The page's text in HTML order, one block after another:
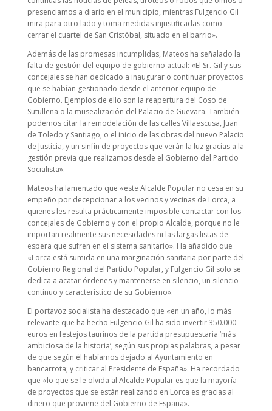
presenciamos a diario en el municipio, mientras Fulgencio Gil
mira para otro lado y toma medidas injustificadas como
cerrar el cuartel de San Cristóbal, situado en el barrio».
Además de las promesas incumplidas, Mateos ha señalado la
falta de gestión del equipo de gobierno actual: «El Sr. Gil y sus
concejales se han dedicado a inaugurar o continuar proyectos
que se habían gestionado desde el anterior equipo de
Gobierno. Ejemplos de ello son la reapertura del Coso de
Sutullena o la musealización del Palacio de Guevara. También
podemos citar la remodelación de las calles Villaescusa, Juan
de Toledo y Santiago, o el inicio de las obras del nuevo Palacio
de Justicia, y un sinfín de proyectos que verán la luz gracias a la
gestión previa que realizamos desde el Gobierno del Partido
Socialista».
Mateos ha lamentado que «este Alcalde Popular no cesa en su
empeño por decepcionar a los vecinos y vecinas de Lorca, a
quienes les resulta prácticamente imposible contactar con los
concejales de Gobierno y con el propio Alcalde, porque no le
importan realmente sus necesidades ni las largas listas de
espera que sufren en el sistema sanitario». Ha añadido que
«Lorca está sumida en una marginación sanitaria por parte del
Gobierno Regional del Partido Popular, y Fulgencio Gil solo se
dedica a acatar órdenes y mantenerse en silencio, un silencio
continuo y característico de su Gobierno».
El portavoz socialista ha destacado que «en un año, lo más
relevante que ha hecho Fulgencio Gil ha sido invertir 350.000
euros en festejos taurinos de la partida presupuestaria ‘más
ambiciosa de la historia’, según sus propias palabras, a pesar
de que según él habíamos dejado al Ayuntamiento en
bancarrota; y criticar al Presidente de España». Ha recordado
que «lo que se le olvida al Alcalde Popular es que la mayoría
de proyectos que se están realizando en Lorca es gracias al
dinero que proviene del Gobierno de España».